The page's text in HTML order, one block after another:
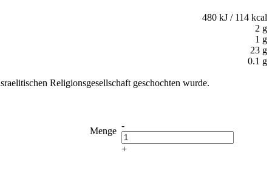
480 kJ / 114 kcal
2 g
1 g
23 g
0.1 g
Religionsgesellschaft geschochten wurde.
-
+
Menge